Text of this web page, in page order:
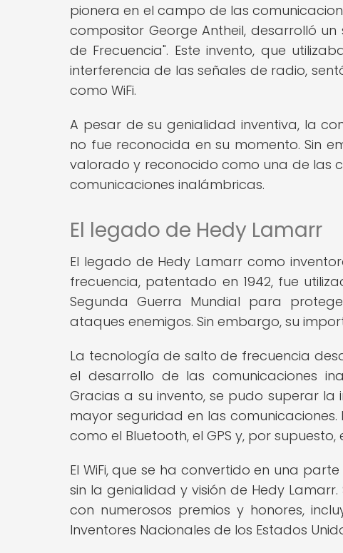
pionera en el campo de las
compositor George Antheil, desarrolló
de Frecuencia". Este invento, que
interferencia de las señales de radio,
como WiFi.
A pesar de su genialidad inventiva, la
no fue reconocida en su momento. Sin
valorado y reconocido como una de las
comunicaciones inalámbricas.
El legado de Hedy Lamarr
El legado de Hedy Lamarr como
frecuencia, patentado en 1942, fue
Segunda Guerra Mundial para
ataques enemigos. Sin embargo, su
La tecnología de salto de frecuencia
el desarrollo de las comunicaciones
Gracias a su invento, se pudo superar
mayor seguridad en las
como el Bluetooth, el GPS y, por supuesto,
El WiFi, que se ha convertido en una
sin la genialidad y visión de Hedy
con numerosos premios y honores,
Inventores Nacionales de los Estados